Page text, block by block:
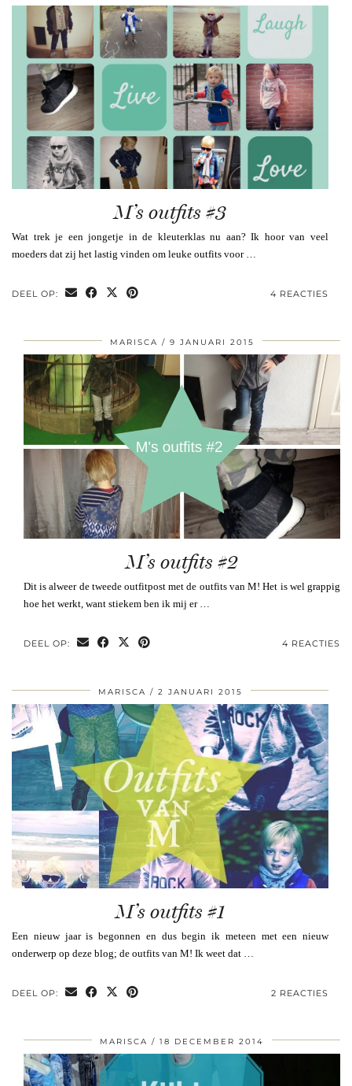
M’s outfits #3
Wat trek je een jongetje in de kleuterklas nu aan? Ik hoor van veel
moeders dat zij het lastig vinden om leuke outfits voor …
DEEL OP: 4 REACTIES
MARISCA 9 JANUARI 2015
M’s outfits #2
Dit is alweer de tweede outfitpost met de outfits van M! Het is wel grappig
hoe het werkt, want stiekem ben ik mij er …
DEEL OP: 4 REACTIES
MARISCA 2 JANUARI 2015
M’s outfits #1
Een nieuw jaar is begonnen en dus begin ik meteen met een nieuw
onderwerp op deze blog; de outfits van M! Ik weet dat …
DEEL OP: 2 REACTIES
MARISCA 18 DECEMBER 2014